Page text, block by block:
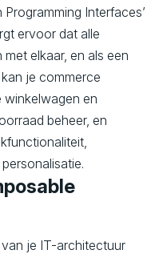
Interfaces’
ervoor dat alle
elkaar, en als een
je commerce
winkelwagen en
beheer, en
je IT-architectuur